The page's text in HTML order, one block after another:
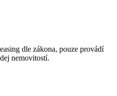
dle zákona, pouze provádí
nemovitostí.